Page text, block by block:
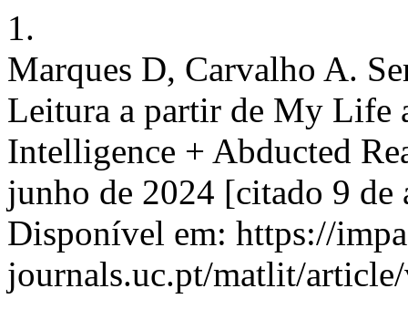
1.
Marques D, Carvalho A.
Leitura a partir de My Life
Intelligence + Abducted
junho de 2024 [citado 9
Disponível em: https://
journals.uc.pt/matlit/